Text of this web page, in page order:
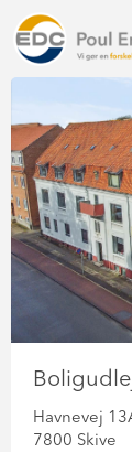
Havnevej
7800 Skive